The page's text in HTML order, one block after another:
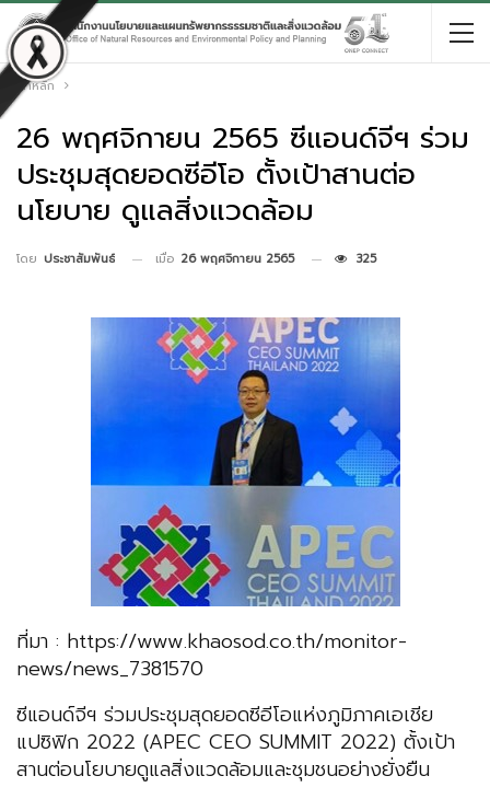
หน้าหลัก
26 พฤศจิกายน 2565 ซีแอนด์จีฯ ร่วม
ประชุมสุดยอดซีอีโอ ตั้งเป้าสานต่อ
นโยบาย ดูแลสิ่งแวดล้อม
โดย ประชาสัมพันธ์ เมื่อ 26 พฤศจิกายน 2565 325
ที่มา : https://www.khaosod.co.th/monitor-
news/news_7381570
ซีแอนด์จีฯ ร่วมประชุมสุดยอดซีอีโอแห่งภูมิภาคเอเชีย
แปซิฟิก 2022 (APEC CEO SUMMIT 2022) ตั้งเป้า
สานต่อนโยบายดูแลสิ่งแวดล้อมและชุมชนอย่างยั่งยืน